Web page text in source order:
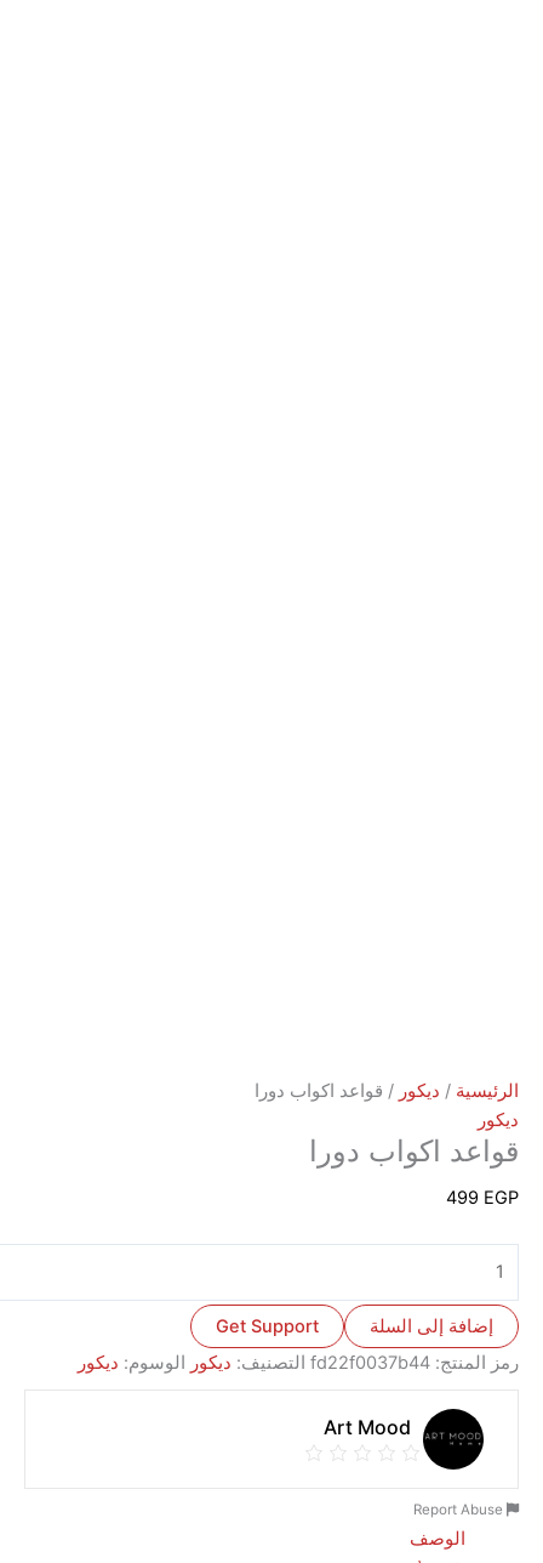
/ديكور/ قواعد اكواب دورا
اكواب دورا
إلى السلة
Get Support
fd22f0037b44 التصنيف: ديكور الوسوم: ديكور
Art Mood